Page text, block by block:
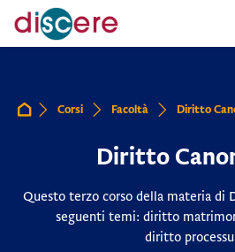
Salta alla navigazione
Salta al form login
Vai al contenuto principale
Salta alle opzioni accessibilità
Salta al footer
Salta opzioni accessibilità
Home Corsi Facoltà Diritto
Diritto
Questo terzo corso della materia di
seguenti temi: diritto
diritto